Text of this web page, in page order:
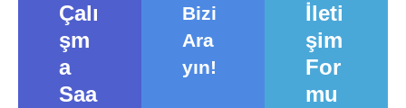
Çalı
şm
a
Saa
Bizi
Ara
yın!
İleti
şim
For
mu